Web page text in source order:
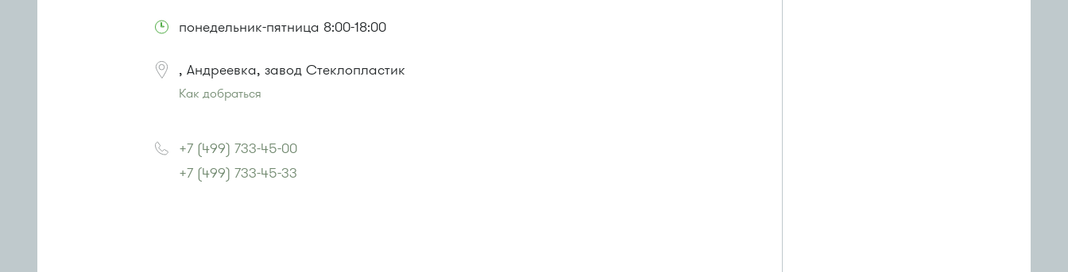
понедельник-пятница 8:00-18:00
, Андреевка, завод Стеклопластик
Как добраться
Автобусы № 357, 374, 495, 497.
Маршрутка № 495, 497
или до остановки"ТЦ "REAL""
+7 (499) 733-45-00
+7 (499) 733-45-33